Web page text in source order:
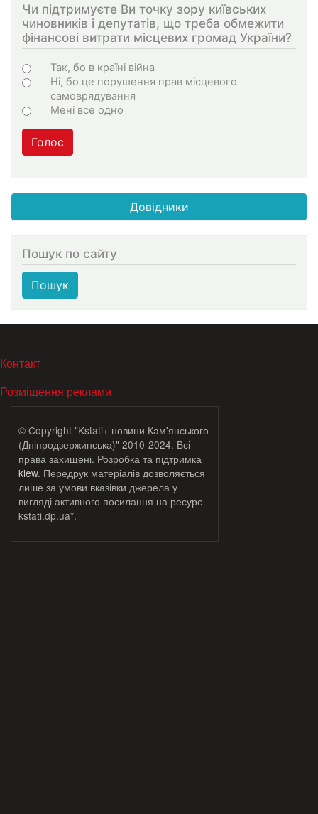
Чи підтримуєте Ви точку зору київських
чиновників і депутатів, що треба обмежити
фінансові витрати місцевих громад України?
Choices
Так, бо в країні війна
Ні, бо це порушення прав місцевого
самоврядування
Мені все одно
Голос
Довідники
Пошук по сайту
Пошук
МЕНЮ В ПОДВАЛЕ
Контакт
Розміщення реклами
© Copyright "Kstati+ новини Кам'янського
(Дніпродзержинська)" 2010-2024. Всі
права захищені. Розробка та підтримка
klew. Передрук матеріалів дозволяється
лише за умови вказівки джерела у
вигляді активного посилання на ресурс
kstati.dp.ua*.